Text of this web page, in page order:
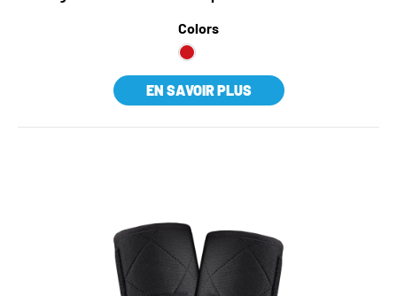
Colors
EN SAVOIR PLUS